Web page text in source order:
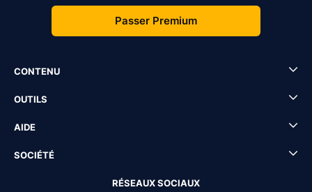
Passer Premium
CONTENU
OUTILS
AIDE
SOCIÉTÉ
RÉSEAUX SOCIAUX